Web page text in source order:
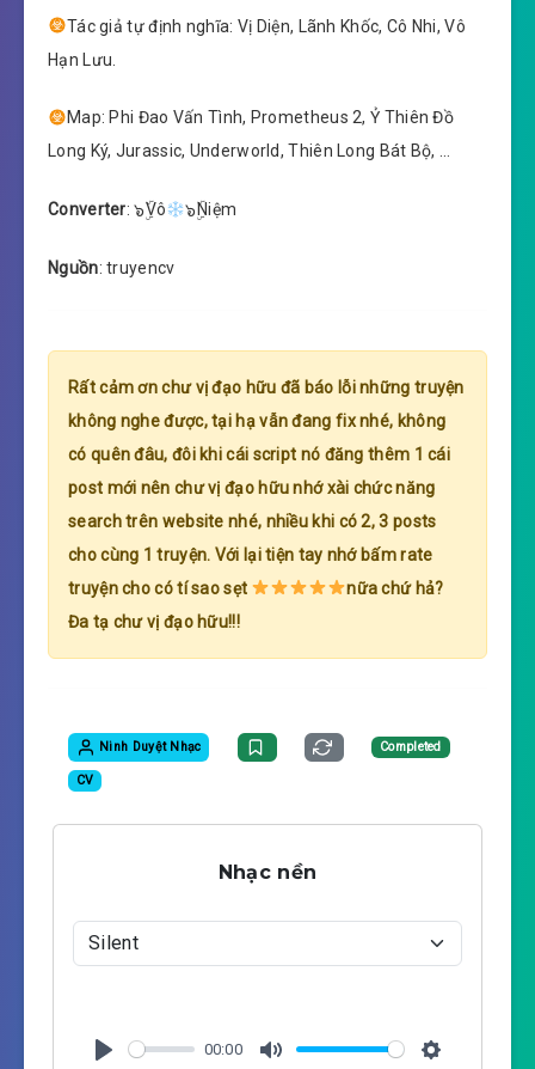
Tác giả tự định nghĩa: Vị Diện, Lãnh Khốc, Cô Nhi, Vô
Hạn Lưu.
Map: Phi Đao Vấn Tình, Prometheus 2, Ỷ Thiên Đồ
Long Ký, Jurassic, Underworld, Thiên Long Bát Bộ, …
Converter: ๖ۣۜVô ๖ۣۜNiệm
Nguồn: truyencv
Rất cảm ơn chư vị đạo hữu đã báo lỗi những truyện
không nghe được, tại hạ vẫn đang fix nhé, không
có quên đâu, đôi khi cái script nó đăng thêm 1 cái
post mới nên chư vị đạo hữu nhớ xài chức năng
search trên website nhé, nhiều khi có 2, 3 posts
cho cùng 1 truyện. Với lại tiện tay nhớ bấm rate
truyện cho có tí sao sẹt
nữa chứ hả?
Đa tạ chư vị đạo hữu!!!
Ninh Duyệt Nhạc Completed
CV
Nhạc nền
00:00